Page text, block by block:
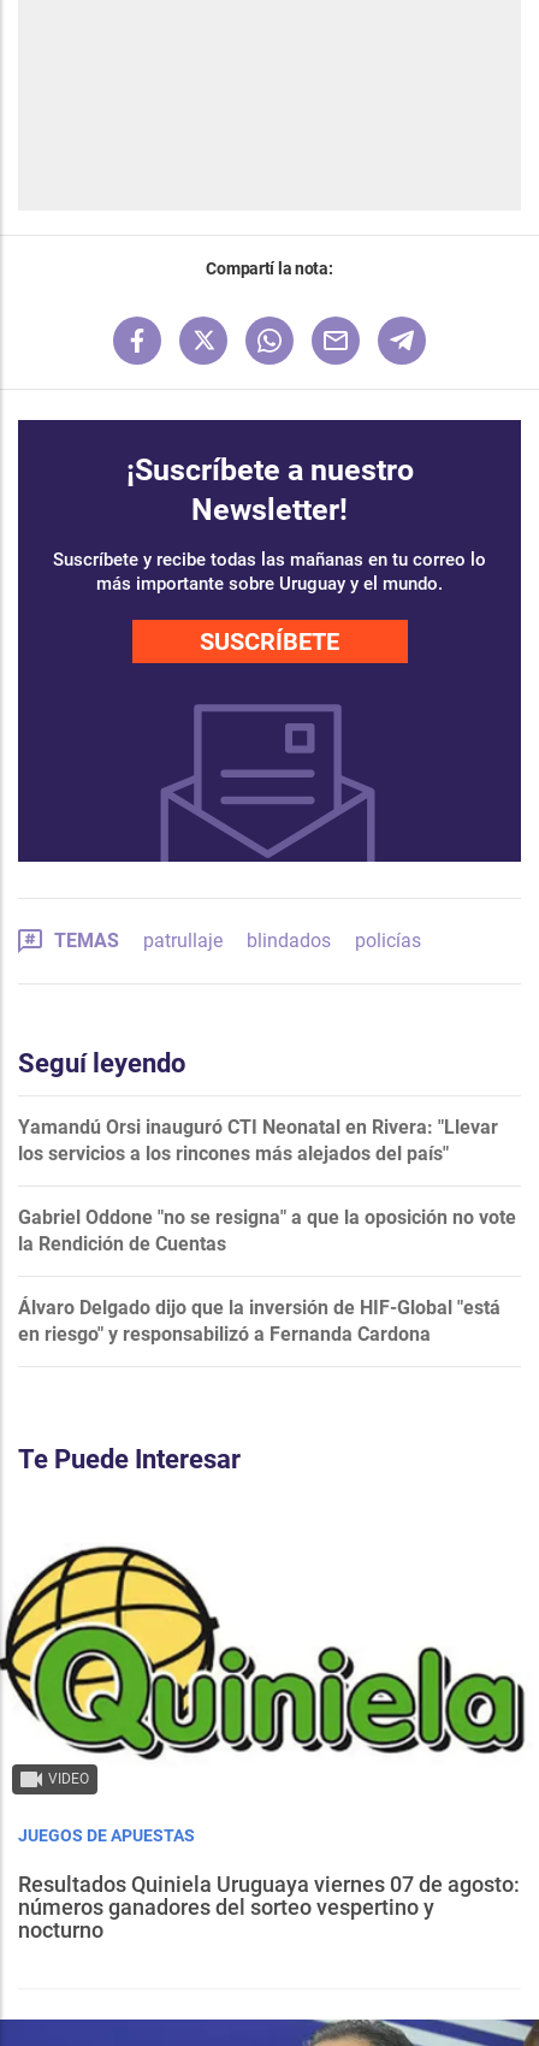
Compartí la nota:
¡Suscríbete a nuestro
Newsletter!
Suscríbete y recibe todas las mañanas en tu correo lo
más importante sobre Uruguay y el mundo.
SUSCRÍBETE
TEMAS patrullaje blindados policías
Seguí leyendo
Yamandú Orsi inauguró CTI Neonatal en Rivera: "Llevar
los servicios a los rincones más alejados del país"
Gabriel Oddone "no se resigna" a que la oposición no vote
la Rendición de Cuentas
Álvaro Delgado dijo que la inversión de HIF-Global "está
en riesgo" y responsabilizó a Fernanda Cardona
Te Puede Interesar
VIDEO
JUEGOS DE APUESTAS
Resultados Quiniela Uruguaya viernes 07 de agosto:
números ganadores del sorteo vespertino y
nocturno